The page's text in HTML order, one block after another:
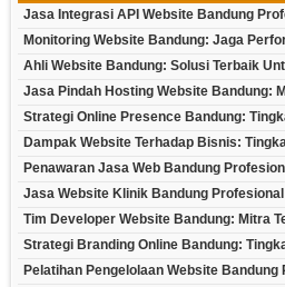
Jasa Integrasi API Website Bandung
Monitoring Website Bandung: Jaga
Ahli Website Bandung: Solusi Terbaik
Jasa Pindah Hosting Website Bandung:
Strategi Online Presence Bandung:
Dampak Website Terhadap Bisnis:
Penawaran Jasa Web Bandung
Jasa Website Klinik Bandung
Tim Developer Website Bandung: Mitra
Strategi Branding Online Bandung:
Pelatihan Pengelolaan Website Bandung